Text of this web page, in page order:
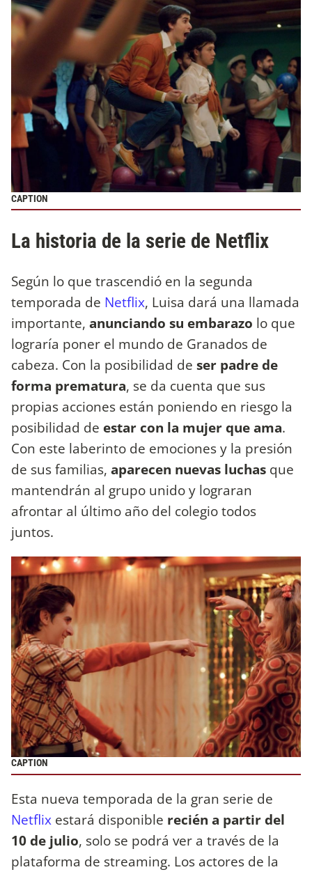
CAPTION
La historia de la serie de Netflix
Según lo que trascendió en la segunda
temporada de Netflix, Luisa dará una llamada
importante, anunciando su embarazo lo que
lograría poner el mundo de Granados de
cabeza. Con la posibilidad de ser padre de
forma prematura, se da cuenta que sus
propias acciones están poniendo en riesgo la
posibilidad de estar con la mujer que ama.
Con este laberinto de emociones y la presión
de sus familias, aparecen nuevas luchas que
mantendrán al grupo unido y lograran
afrontar al último año del colegio todos
juntos.
CAPTION
Esta nueva temporada de la gran serie de
Netflix estará disponible recién a partir del
10 de julio, solo se podrá ver a través de la
plataforma de streaming. Los actores de la